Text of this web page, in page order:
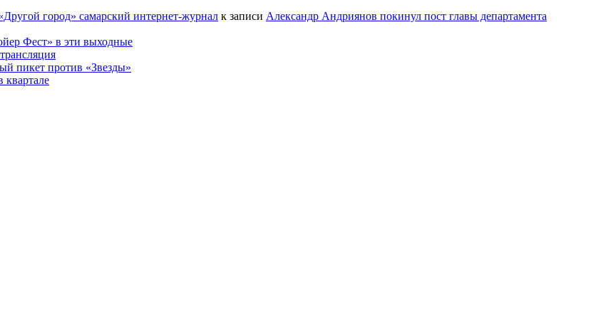
город» самарский интернет-журнал к записи Александр Андриянов покинул пост главы департамента
Фест» в эти выходные
пикет против «Звезды»